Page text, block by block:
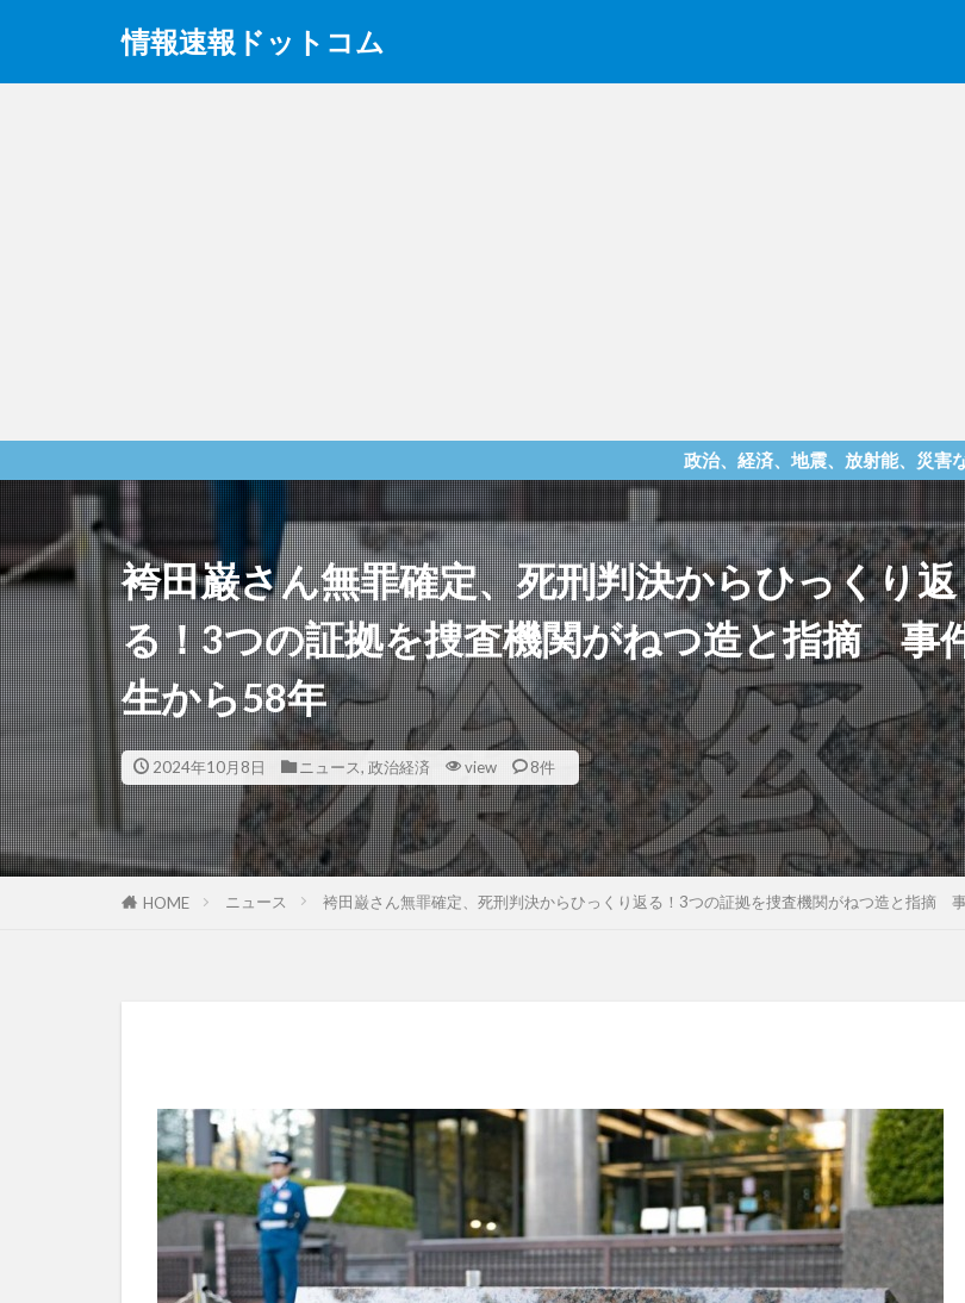
情報速報ドットコム
政治、経済、地震、放射能、災害などを中心に
袴田巌さん無罪確定、死刑判決からひっくり返
る！3つの証拠を捜査機関がねつ造と指摘 事
生から58年
2024年10月8日 ニュース, 政治経済 view 8件
HOME ニュース 袴田巌さん無罪確定、死刑判決からひっくり返る！3つの証拠を捜査機関がねつ造と指摘